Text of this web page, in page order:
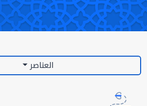
العناصر